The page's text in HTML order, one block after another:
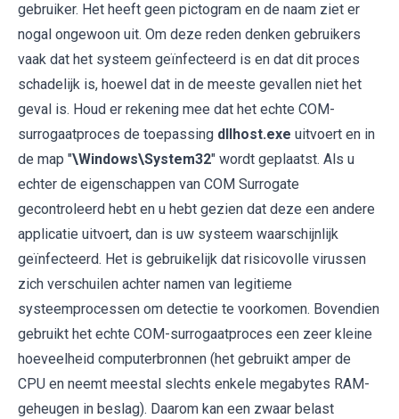
gebruiker. Het heeft geen pictogram en de naam ziet er
nogal ongewoon uit. Om deze reden denken gebruikers
vaak dat het systeem geïnfecteerd is en dat dit proces
schadelijk is, hoewel dat in de meeste gevallen niet het
geval is. Houd er rekening mee dat het echte COM-
surrogaatproces de toepassing dllhost.exe uitvoert en in
de map "\Windows\System32" wordt geplaatst. Als u
echter de eigenschappen van COM Surrogate
gecontroleerd hebt en u hebt gezien dat deze een andere
applicatie uitvoert, dan is uw systeem waarschijnlijk
geïnfecteerd. Het is gebruikelijk dat risicovolle virussen
zich verschuilen achter namen van legitieme
systeemprocessen om detectie te voorkomen. Bovendien
gebruikt het echte COM-surrogaatproces een zeer kleine
hoeveelheid computerbronnen (het gebruikt amper de
CPU en neemt meestal slechts enkele megabytes RAM-
geheugen in beslag). Daarom kan een zwaar belast